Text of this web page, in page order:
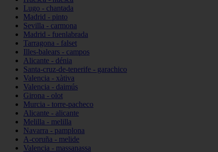
Lugo - chantada
Madrid - pinto
Sevilla - carmona
Madrid - fuenlabrada
Tarragona - falset
Illes-balears - campos
Alicante - dénia
Santa-cruz-de-tenerife - garachico
Valencia - xàtiva
Valencia - daimús
Girona - olot
Murcia - torre-pacheco
Alicante - alicante
Melilla - melilla
Navarra - pamplona
A-coruña - melide
Valencia - massanassa